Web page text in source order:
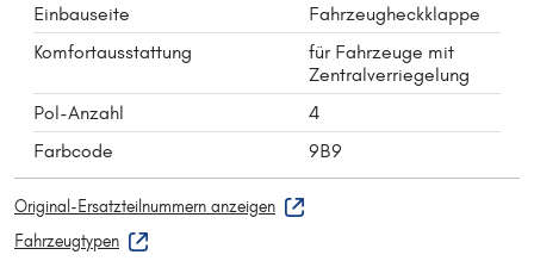
Einbauseite
Fahrzeugheckklappe
Komfortausstattung
für Fahrzeuge mit
Zentralverriegelung
Pol-Anzahl
4
Farbcode
9B9
Original-Ersatzteilnummern anzeigen
Fahrzeugtypen